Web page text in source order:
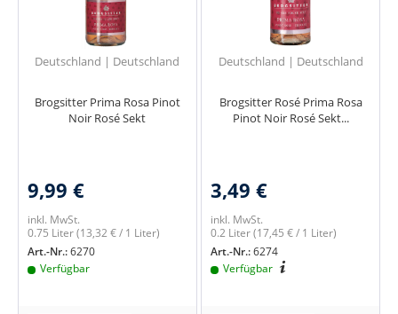
Deutschland | Deutschland
Brogsitter Prima Rosa Pinot
Noir Rosé Sekt
9,99 €
inkl. MwSt.
0.75 Liter(13,32 € / 1 Liter)
Art.-Nr.:6270
Verfügbar
Deutschland | Deutschland
Brogsitter Rosé Prima Rosa
Pinot Noir Rosé Sekt...
3,49 €
inkl. MwSt.
0.2 Liter(17,45 € / 1 Liter)
Art.-Nr.:6274
Verfügbar